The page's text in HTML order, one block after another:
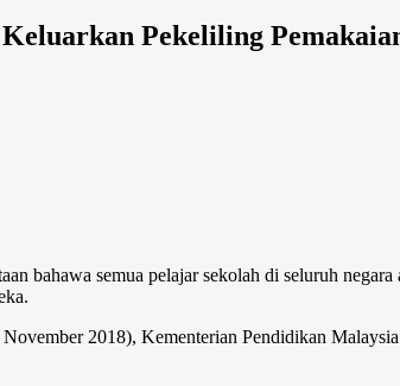
Pekeliling
bahawa semua pelajar sekolah di seluruh
2018), Kementerian Pendidikan